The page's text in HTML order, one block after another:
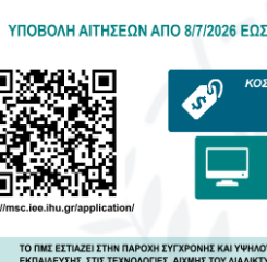
φοιτητές
και 2 βδομάδες για τις